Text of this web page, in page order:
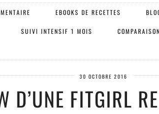
EBOOKS DE RECETTES
SUIVI INTENSIF 1 MOIS
30 OCTOBRE 2016
D’UNE FITGIRL